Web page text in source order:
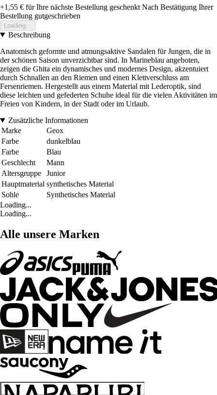
+1,55 € für Ihre nächste Bestellung geschenkt Nach Bestätigung Ihrer
Bestellung gutgeschrieben
Loading...
Beschreibung
Anatomisch geformte und atmungsaktive Sandalen für Jungen, die in
der schönen Saison unverzichtbar sind. In Marineblau angeboten,
zeigen die Ghita ein dynamisches und modernes Design, akzentuiert
durch Schnallen an den Riemen und einen Klettverschluss am
Fersenriemen. Hergestellt aus einem Material mit Lederoptik, sind
diese leichten und gefederten Schuhe ideal für die vielen Aktivitäten im
Freien von Kindern, in der Stadt oder im Urlaub.
Zusätzliche Informationen
Marke
Geox
Farbe
dunkelblau
Farbe
Blau
Geschlecht
Mann
Altersgruppe
Junior
Hauptmaterial synthetisches Material
Sohle
Synthetisches Material
Loading...
Loading...
Alle unsere Marken